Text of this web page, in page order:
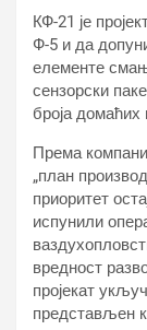
КФ-21 је
Ф-5 и да
елементе
сензорски
броја
Према
„план
приоритет
испунили
вредност
пројекат
представљен